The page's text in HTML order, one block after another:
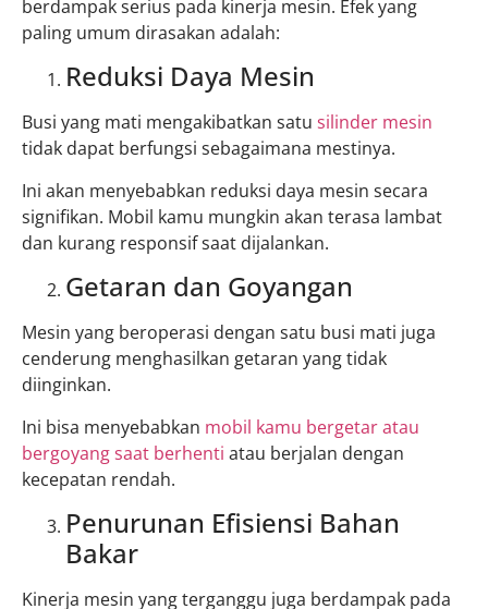
berdampak serius pada kinerja mesin. Efek yang
paling umum dirasakan adalah:
Reduksi Daya Mesin
Busi yang mati mengakibatkan satu silinder mesin
tidak dapat berfungsi sebagaimana mestinya.
Ini akan menyebabkan reduksi daya mesin secara
signifikan. Mobil kamu mungkin akan terasa lambat
dan kurang responsif saat dijalankan.
Getaran dan Goyangan
Mesin yang beroperasi dengan satu busi mati juga
cenderung menghasilkan getaran yang tidak
diinginkan.
Ini bisa menyebabkan mobil kamu bergetar atau
bergoyang saat berhenti atau berjalan dengan
kecepatan rendah.
Penurunan Efisiensi Bahan
Bakar
Kinerja mesin yang terganggu juga berdampak pada